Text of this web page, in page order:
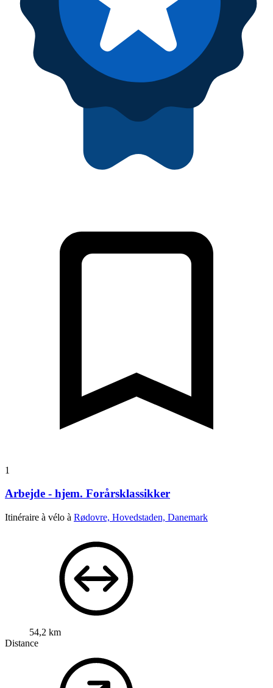
1
Arbejde - hjem. Forårsklassikker
Itinéraire à vélo à Rødovre, Hovedstaden, Danemark
54,2 km
Distance